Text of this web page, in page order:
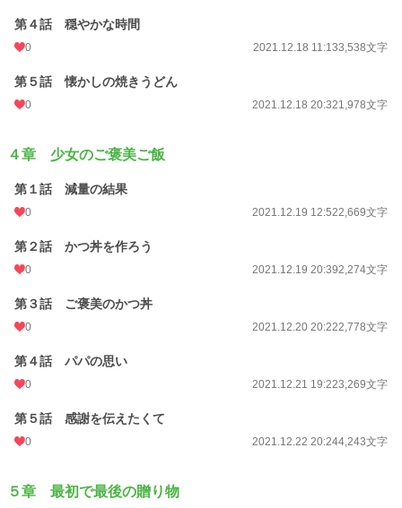
第４話 穏やかな時間
0 2021.12.18 11:133,538文字
第５話 懐かしの焼きうどん
0 2021.12.18 20:321,978文字
４章 少女のご褒美ご飯
第１話 減量の結果
0 2021.12.19 12:522,669文字
第２話 かつ丼を作ろう
0 2021.12.19 20:392,274文字
第３話 ご褒美のかつ丼
0 2021.12.20 20:222,778文字
第４話 パパの思い
0 2021.12.21 19:223,269文字
第５話 感謝を伝えたくて
0 2021.12.22 20:244,243文字
５章 最初で最後の贈り物